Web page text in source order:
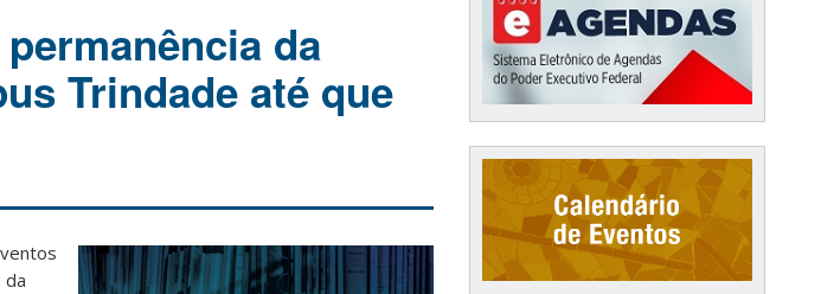
da
Trindade até que
da